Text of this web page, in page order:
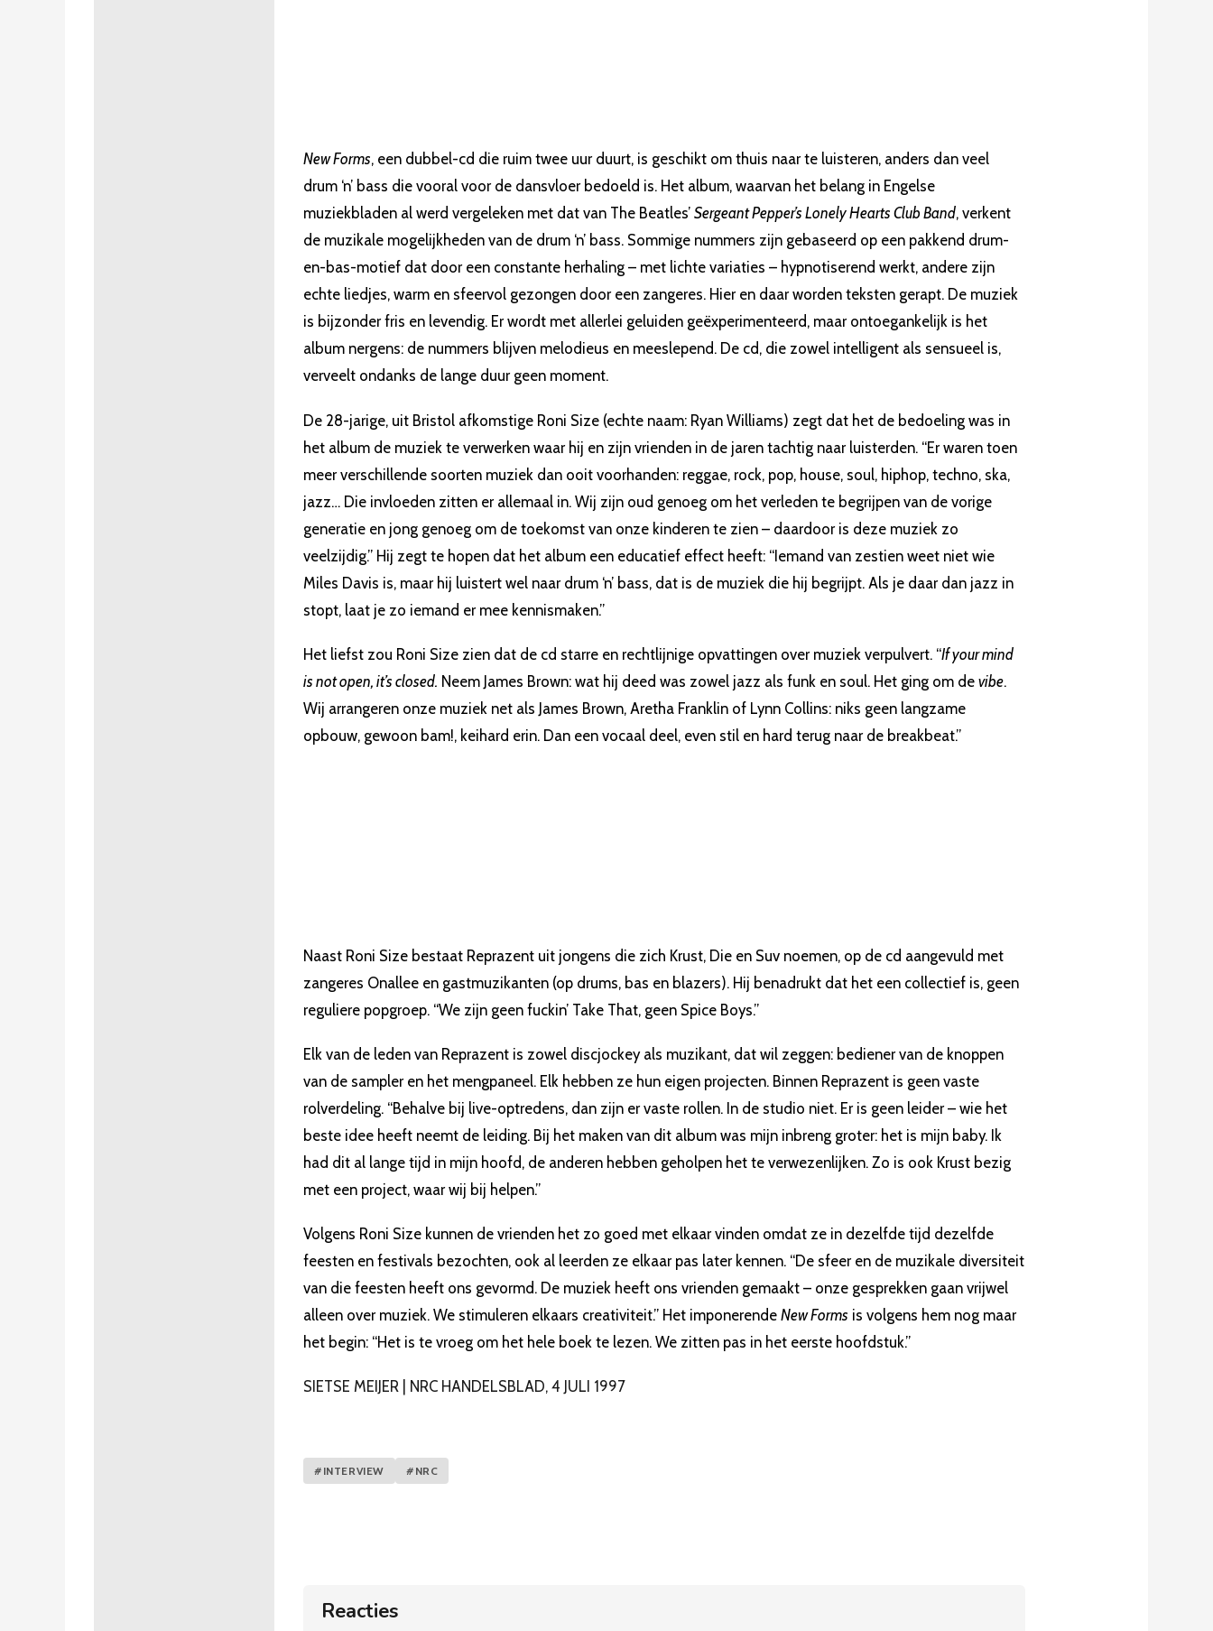
New Forms, een dubbel-cd die ruim twee uur duurt, is geschikt om thuis naar te luisteren, anders dan veel
drum ‘n’ bass die vooral voor de dansvloer bedoeld is. Het album, waarvan het belang in Engelse
muziekbladen al werd vergeleken met dat van The Beatles’ Sergeant Pepper’s Lonely Hearts Club Band, verkent
de muzikale mogelijkheden van de drum ‘n’ bass. Sommige nummers zijn gebaseerd op een pakkend drum-
en-bas-motief dat door een constante herhaling – met lichte variaties – hypnotiserend werkt, andere zijn
echte liedjes, warm en sfeervol gezongen door een zangeres. Hier en daar worden teksten gerapt. De muziek
is bijzonder fris en levendig. Er wordt met allerlei geluiden geëxperimenteerd, maar ontoegankelijk is het
album nergens: de nummers blijven melodieus en meeslepend. De cd, die zowel intelligent als sensueel is,
verveelt ondanks de lange duur geen moment.
De 28-jarige, uit Bristol afkomstige Roni Size (echte naam: Ryan Williams) zegt dat het de bedoeling was in
het album de muziek te verwerken waar hij en zijn vrienden in de jaren tachtig naar luisterden. “Er waren toen
meer verschillende soorten muziek dan ooit voorhanden: reggae, rock, pop, house, soul, hiphop, techno, ska,
jazz… Die invloeden zitten er allemaal in. Wij zijn oud genoeg om het verleden te begrijpen van de vorige
generatie en jong genoeg om de toekomst van onze kinderen te zien – daardoor is deze muziek zo
veelzijdig.” Hij zegt te hopen dat het album een educatief effect heeft: “Iemand van zestien weet niet wie
Miles Davis is, maar hij luistert wel naar drum ‘n’ bass, dat is de muziek die hij begrijpt. Als je daar dan jazz in
stopt, laat je zo iemand er mee kennismaken.”
Het liefst zou Roni Size zien dat de cd starre en rechtlijnige opvattingen over muziek verpulvert. “If your mind
is not open, it’s closed. Neem James Brown: wat hij deed was zowel jazz als funk en soul. Het ging om de vibe.
Wij arrangeren onze muziek net als James Brown, Aretha Franklin of Lynn Collins: niks geen langzame
opbouw, gewoon bam!, keihard erin. Dan een vocaal deel, even stil en hard terug naar de breakbeat.”
Naast Roni Size bestaat Reprazent uit jongens die zich Krust, Die en Suv noemen, op de cd aangevuld met
zangeres Onallee en gastmuzikanten (op drums, bas en blazers). Hij benadrukt dat het een collectief is, geen
reguliere popgroep. “We zijn geen fuckin’ Take That, geen Spice Boys.”
Elk van de leden van Reprazent is zowel discjockey als muzikant, dat wil zeggen: bediener van de knoppen
van de sampler en het mengpaneel. Elk hebben ze hun eigen projecten. Binnen Reprazent is geen vaste
rolverdeling. “Behalve bij live-optredens, dan zijn er vaste rollen. In de studio niet. Er is geen leider – wie het
beste idee heeft neemt de leiding. Bij het maken van dit album was mijn inbreng groter: het is mijn baby. Ik
had dit al lange tijd in mijn hoofd, de anderen hebben geholpen het te verwezenlijken. Zo is ook Krust bezig
met een project, waar wij bij helpen.”
Volgens Roni Size kunnen de vrienden het zo goed met elkaar vinden omdat ze in dezelfde tijd dezelfde
feesten en festivals bezochten, ook al leerden ze elkaar pas later kennen. “De sfeer en de muzikale diversiteit
van die feesten heeft ons gevormd. De muziek heeft ons vrienden gemaakt – onze gesprekken gaan vrijwel
alleen over muziek. We stimuleren elkaars creativiteit.” Het imponerende New Forms is volgens hem nog maar
het begin: “Het is te vroeg om het hele boek te lezen. We zitten pas in het eerste hoofdstuk.”
SIETSE MEIJER | NRC HANDELSBLAD, 4 JULI 1997
#INTERVIEW #NRC
Reacties